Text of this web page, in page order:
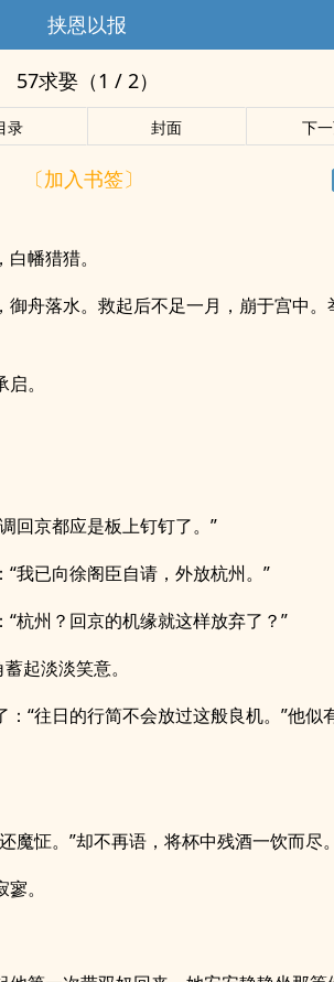
挟恩以报
57求娶（1 / 2）
录 封面 下
〔加入书签〕
幡猎猎。
御舟落水。救起后不足一月，崩于宫中。
。
回京都应是板上钉钉了。”
我已向徐阁臣自请，外放杭州。”
杭州？回京的机缘就这样放弃了？”
起淡淡笑意。
“往日的行简不会放过这般良机。”他似
魔怔。”却不再语，将杯中残酒一饮而尽
。